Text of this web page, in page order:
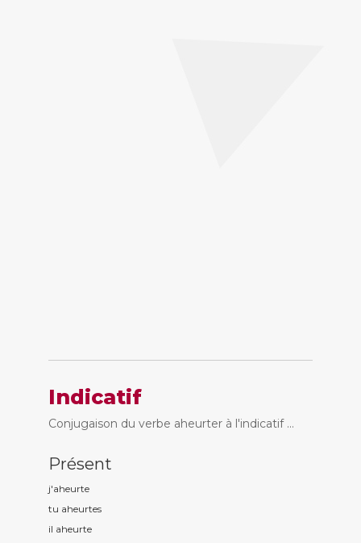
Indicatif
Conjugaison du verbe aheurter à l'indicatif ...
Présent
j'aheurte
tu aheurtes
il aheurte